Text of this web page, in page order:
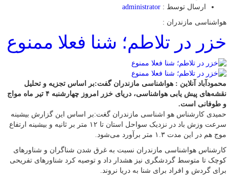
ارسال توسط : administrator
هواشناسی مازندران :
خزر در تلاطم؛ شنا فعلا ممنوع
محمودآباد آنلاین : هواشناسی مازندران گفت:بر اساس تجزیه و تحلیل
نقشه‌های پیش یابی هواشناسی، دریای خزر امروز چهارشنبه ۴ تیر ماه مواج
و طوفانی است.
حمیدی کارشناس هو اشناسی مازندران گغت:بر اساس این گزارش بیشینه
سرعت وزش باد در نزدیک سواحل استان تا ۱۲ متر بر ثانیه و بیشینه ارتفاع
موج هم در این مدت ۱.۳ متر برآورد می‌شود.
کارشناس هواشناسی مازندران نسبت به غرق شدن شناگران و شناور‌های
کوچک تا متوسط گردشگری نیز هشدار داد و توصیه کرد شناور‌های تفریحی
برای گردش و افراد برای شنا به دریا نروند.